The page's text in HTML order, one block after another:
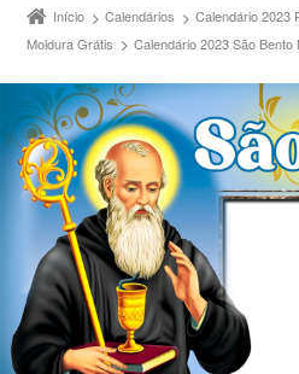
Início Calendários
Calendário 2023
Moldura Grátis
Calendário 2023 São